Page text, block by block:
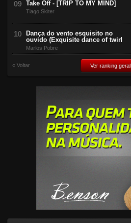
Take Off - [TRIP TO MY MIND]
Tiago Skiter
Dança do vento esquisito no
ouvido (Exquisite dance of twirl
Marlos Pobre
« Voltar Ver ranking geral